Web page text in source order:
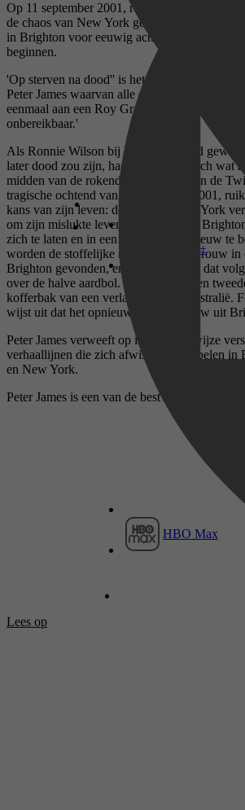
Disney+
HBO Max
Op 11 september 2001, ruikt Ronnie Wilson
de chaos van New York geeftt hem een alibi
in Brighton voor eeuwig achter zich te laten en
beginnen.
'Op sterven na dood'' is het vierde deel in de
Peter James waarvan alle delen afzonderlijk te
eenmaal aan een Roy Grace-thriller begint, is
onbereikbaar.'
Als Ronnie Wilson bij het opstaan had
later dood zou zijn, had hij zijn dag toch wat
midden van de rokende puinhopen van de
tragische ochtend van 11 september 2001,
kans van zijn leven: de chaos in New York
om zijn mislukte leven en huwelijk in Brighton
zich te laten en in een ander land opnieuw te
worden de stoffelijke resten van een vrouw in
Brighton gevonden, en het onderzoek dat
over de halve aardbol. Dan duikt er een
kofferbak van een verlaten auto in Australië.
wijst uit dat het opnieuw om een vrouw uit
Peter James verweeft op ingenieuze wijze
verhaallijnen die zich afwisselend afspelen in
en New York.
Peter James is een van de bestverkopende
Lees op